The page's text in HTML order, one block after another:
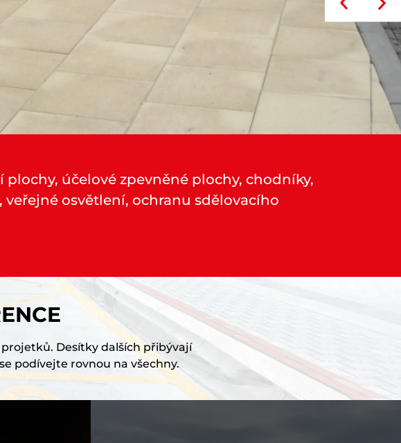
účelové zpevněné plochy, chodníky,
osvětlení, ochranu sdělovacího
projetků. Desítky dalších přibývají
podívejte rovnou na všechny.